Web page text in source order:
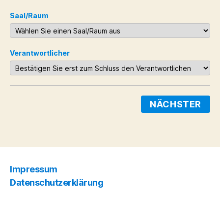
Saal/Raum
Verantwortlicher
NÄCHSTER
Impressum
Datenschutzerklärung